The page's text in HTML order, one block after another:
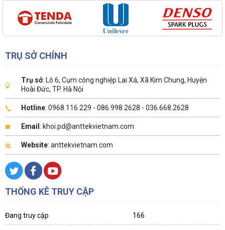
TRỤ SỞ CHÍNH
Trụ sở: Lô 6, Cụm công nghiệp Lai Xá, Xã Kim Chung, Huyện
Hoài Đức, TP. Hà Nội
Hotline: 0968.116.229 - 086.998.2628 - 036.668.2628
Email : khoi.pd@anttekvietnam.com
Website: anttekvietnam.com
THỐNG KÊ TRUY CẬP
Đang truy cập 166